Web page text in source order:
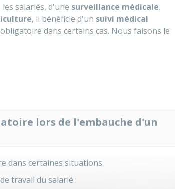
salariés, d'une surveillance médicale.
, il bénéficie d'un suivi médical
dans certains cas. Nous faisons le
lors de l'embauche d'un
dans certaines situations.
travail du salarié :